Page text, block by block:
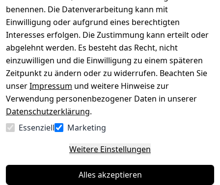
benennen. Die Datenverarbeitung kann mit
Einwilligung oder aufgrund eines berechtigten
Interesses erfolgen. Die Zustimmung kann erteilt oder
abgelehnt werden. Es besteht das Recht, nicht
einzuwilligen und die Einwilligung zu einem späteren
Zeitpunkt zu ändern oder zu widerrufen. Beachten Sie
unserImpressum und weitere Hinweise zur
Verwendung personenbezogener Daten in unserer
Datenschutzerklärung.
Essenziell
Marketing
Weitere Einstellungen
Alles akzeptieren
Datenschutze
rklärung
Barrierefreihe
itserklärung
Widerrufsrec
ht
Kataloge zum
Download
Pflege &
Kundendienst
Kiefermöbel
Hilfe
Vertrag
widerrufen